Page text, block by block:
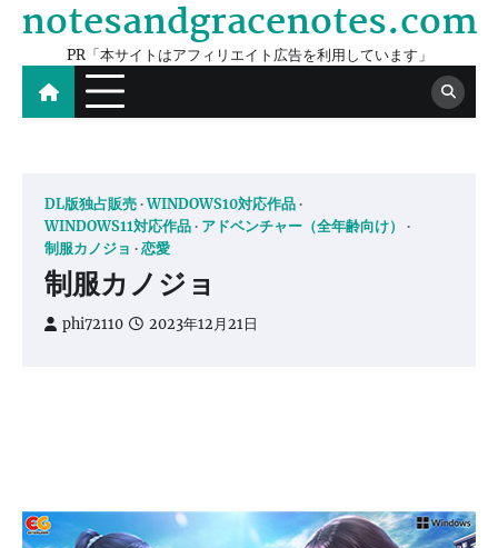
Skip
content
notesandgracenotes.com
PR「本サイトはアフィリエイト広告を利用しています」
DL版独占販売 WINDOWS10対応作品
WINDOWS11対応作品
アドベンチャー（全年齢向け）
制服カノジョ
恋愛
制服カノジョ
phi72110 2023年12月21日